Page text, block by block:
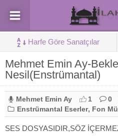
Harfe Göre Sanatçılar
Mehmet Emin Ay-
Nesil(Enstrümantal)
Mehmet Emin Ay 1 0
Enstrümantal Eserler, Fon
SES DOSYASIDIR,SÖZ